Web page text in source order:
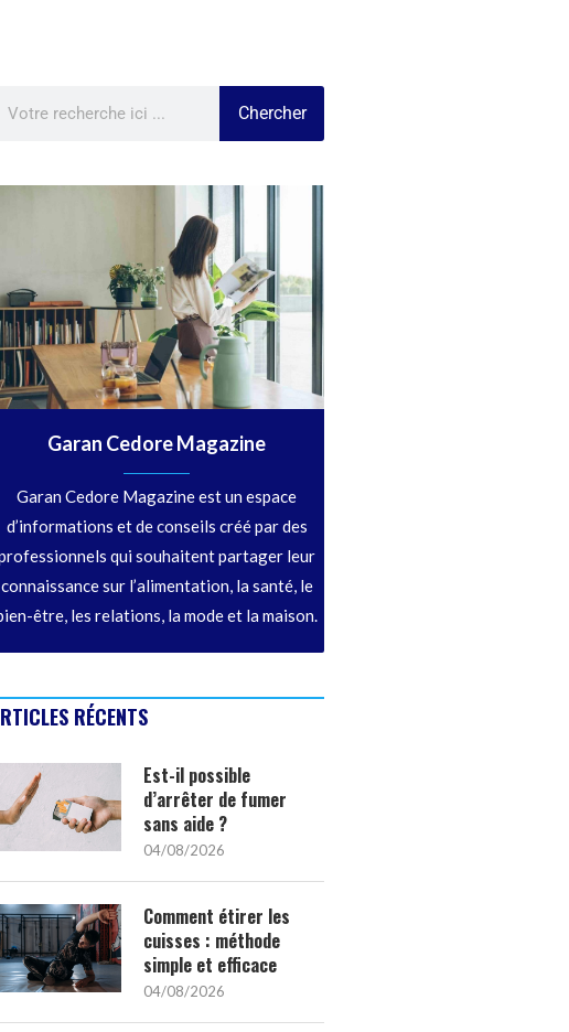
Chercher
Garan Cedore Magazine
Garan Cedore Magazine est un espace
d’informations et de conseils créé par des
qui souhaitent partager leur
connaissance sur l’alimentation, la santé, le
être, les relations, la mode et la maison.
RÉCENTS
Est-il possible
d’arrêter de fumer
sans aide ?
04/08/2026
Comment étirer les
cuisses : méthode
simple et efficace
04/08/2026